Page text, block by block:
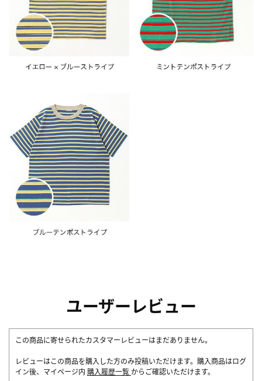
ユーザーレビュー
この商品に寄せられたカスタマーレビューはまだありません。
レビューはこの商品を購入した方のみ投稿いただけます。購入商品はログ
イン後、マイページ内 購入履歴一覧 からご確認いただけます。